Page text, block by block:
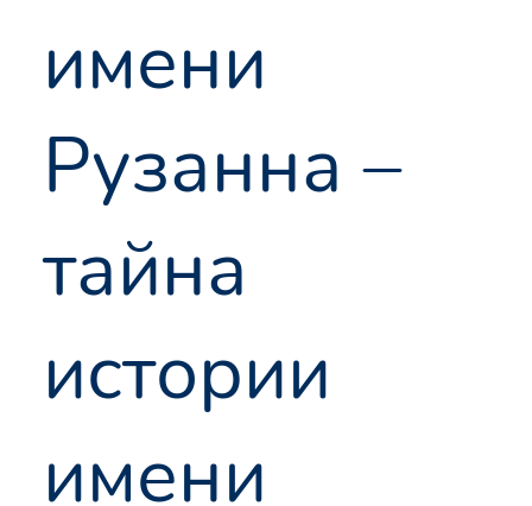
имени
Рузанна –
тайна
истории
имени